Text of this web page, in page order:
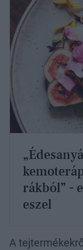
rákból” -
eszel
A